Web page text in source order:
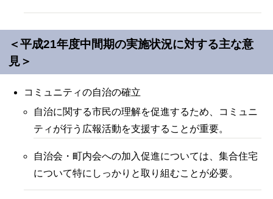
＜平成21年度中間期の実施状況に対する主な意
見＞
コミュニティの自治の確立
自治に関する市民の理解を促進するため、コミュニ
ティが行う広報活動を支援することが重要。
自治会・町内会への加入促進については、集合住宅
について特にしっかりと取り組むことが必要。